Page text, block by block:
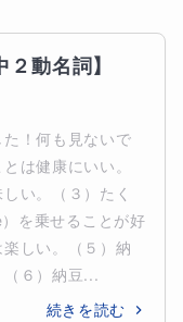
動名詞】
！何も見ないで
は健康にいい。
い。（３）たく
を乗せることが好
しい。（５）納
６）納豆...
続きを読む